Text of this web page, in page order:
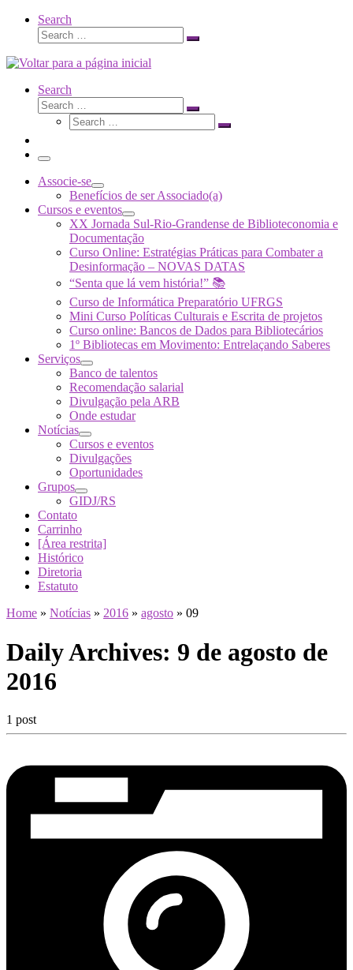
Search
Search
Search
Search
Search
Search
Search
Search
Menu
Associe-se
Benefícios de ser Associado(a)
Cursos e eventos
XX Jornada Sul-Rio-Grandense de Biblioteconomia e
Documentação
Curso Online: Estratégias Práticas para Combater a
Desinformação – NOVAS DATAS
“Senta que lá vem história!” 📚
Curso de Informática Preparatório UFRGS
Mini Curso Políticas Culturais e Escrita de projetos
Curso online: Bancos de Dados para Bibliotecários
1º Bibliotecas em Movimento: Entrelaçando Saberes
Serviços
Banco de talentos
Recomendação salarial
Divulgação pela ARB
Onde estudar
Notícias
Cursos e eventos
Divulgações
Oportunidades
Grupos
GIDJ/RS
Contato
Carrinho
[Área restrita]
Histórico
Diretoria
Estatuto
Home » Notícias » 2016 » agosto » 09
Daily Archives: 9 de agosto de
2016
1 post